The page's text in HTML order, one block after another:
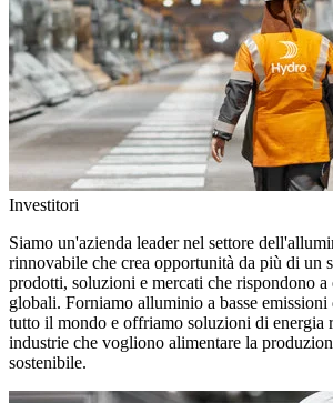
Investitori
Siamo un'azienda leader nel settore
rinnovabile che crea opportunità da più di un
prodotti, soluzioni e mercati che rispondono a
globali. Forniamo alluminio a basse
tutto il mondo e offriamo soluzioni di energia
industrie che vogliono alimentare la
sostenibile.